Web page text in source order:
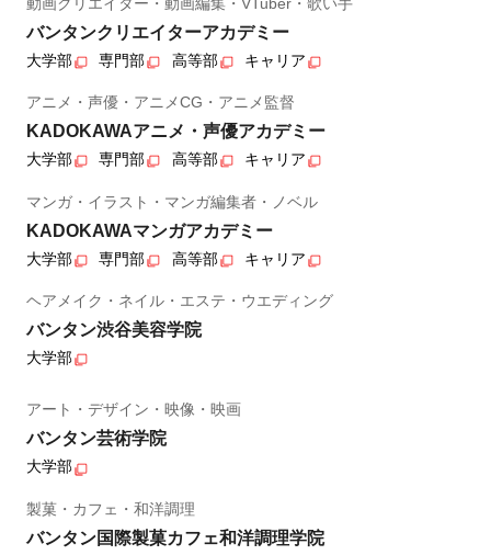
バンタンクリエイターアカデミー
大学部 専門部 高等部 キャリア
アニメ・声優・アニメCG・アニメ監督
KADOKAWAアニメ・声優アカデミー
大学部 専門部 高等部 キャリア
マンガ・イラスト・マンガ編集者・ノベル
KADOKAWAマンガアカデミー
大学部 専門部 高等部 キャリア
ヘアメイク・ネイル・エステ・ウエディング
バンタン渋谷美容学院
大学部
アート・デザイン・映像・映画
バンタン芸術学院
大学部
製菓・カフェ・和洋調理
バンタン国際製菓カフェ和洋調理学院